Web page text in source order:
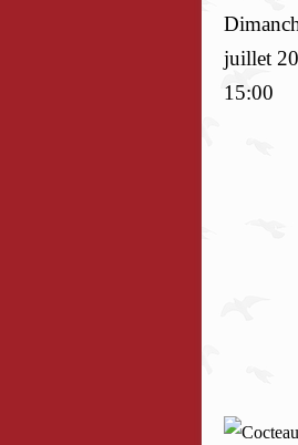
juillet
15:00